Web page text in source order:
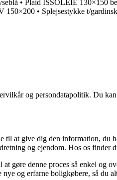
• Plaid ISSOLEIE 130×150
150×200 • Splejsestykke t/
og persondatapolitik. Du
at give dig den information, du
og ejendom. Hos os
gøre denne proces så enkel og
og erfarne boligkøbere, så du